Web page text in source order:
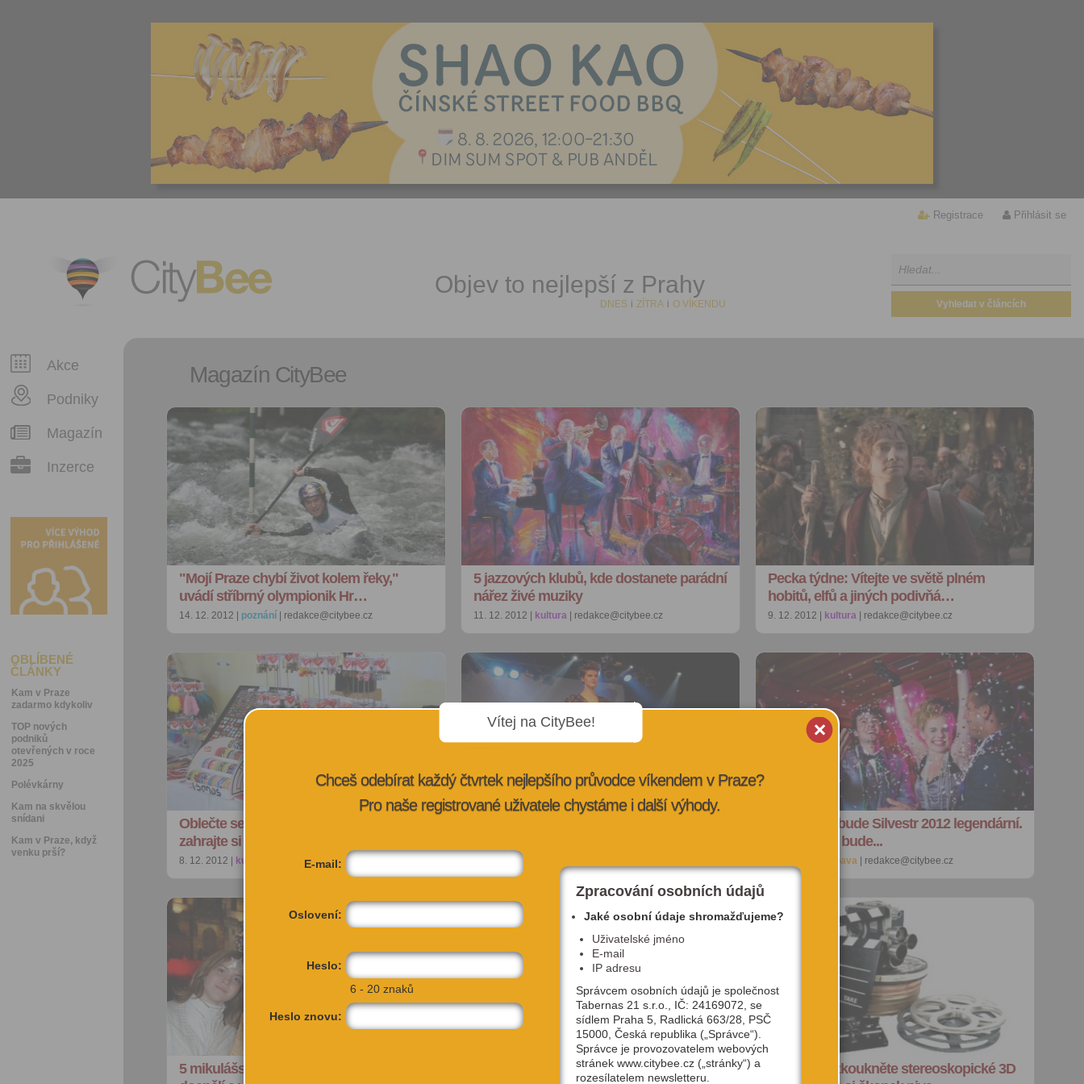
Registrace Přihlásit se
CityBee Objev to nejlepší z Prahy
DNES i ZÍTRA i O VÍKENDU
Akce
Podniky
Magazín
Inzerce
OBLÍBENÉ
ČLÁNKY
Kam v Praze
zadarmo kdykoliv
TOP nových
podniků
otevřených v roce
2025
Polévkárny
Kam na skvělou
snídani
Kam v Praze, když
venku prší?
Magazín CityBee
"Mojí Praze chybí život kolem řeky,"
uvádí stříbrný olympionik Hr…
14. 12. 2012 | poznání | redakce@citybee.cz
5 jazzových klubů, kde dostanete parádní
nářez živé muziky
11. 12. 2012 | kultura | redakce@citybee.cz
Pecka týdne: Vítejte ve světě plném
hobitů, elfů a jiných podivňá…
9. 12. 2012 | kultura | redakce@citybee.cz
Oblečte se o víkendu na fashion trzích a
zahrajte si badminton v …
8. 12. 2012 | kultura | redakce@citybee.cz 7. 12. 2012 |
8 míst, kde bude Silvestr 2012 legendární.
Pokud teda bude...
zábava | redakce@citybee.cz
5 mikulášských akcí, kde se zabaví
Pecka týdne: Ukažte, jak dobře znáte
O víkendu zkoukněte stereoskopické 3D
Vítej na CityBee!
Chceš odebírat každý čtvrtek nejlepšího průvodce víkendem v Praze?
Pro naše registrované uživatele chystáme i další výhody.
E-mail:
Oslovení:
Heslo:
6 - 20 znaků
Heslo znovu:
Zpracování osobních údajů
Jaké osobní údaje shromažďujeme?
Uživatelské jméno
E-mail
IP adresu
Správcem osobních údajů je společnost
Tabernas 21 s.r.o., IČ: 24169072, se
sídlem Praha 5, Radlická 663/28, PSČ
15000, Česká republika („Správce“).
Správce je provozovatelem webových
stránek www.citybee.cz („stránky“) a
rozesílatelem newsletteru.